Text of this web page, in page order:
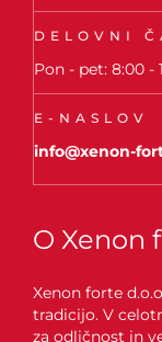
DELOVNI
Pon - pet: 8:00 -
E-NASLOV
info@xenon-
O Xenon
Xenon forte
tradicijo. V
za odličnost in